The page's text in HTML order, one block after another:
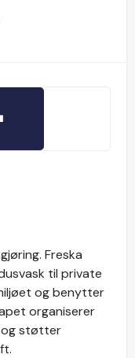
Freska
til private
og benytter
organiserer
og støtter